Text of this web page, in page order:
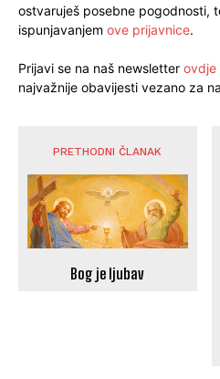
ostvaruješ posebne pogodnosti,
ispunjavanjem ove prijavnice.
Prijavi se na naš newsletter ovdje
najvažnije obavijesti vezano za
PRETHODNI ČLANAK
Bog je ljubav